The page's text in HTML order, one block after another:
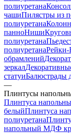
полиуретана
чашиПилястры из
полиуретана
панноНиши
полиуретана
полиуретанаРейки-
обрамлений
зеркал
статуиБалюстрады
—
Плинтусы
Плинтуса
белыйПлинтуса
полиуретана
напольный МДФ